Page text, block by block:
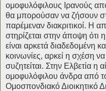
ομοφυλόφιλους Ιρανούς
θα μπορούσαν να ζήσουν
παρέμεναν διακριτικοί. Η
στηρίζεται στην άποψη ότι
είναι αρκετά διαδεδομένη
κοινωνίες, αρκεί η σχέση
συζητείται. Στην Ελβετία η
ομοφυλόφιλου άνδρα από
Ομοσπονδιακό Διοικητικό